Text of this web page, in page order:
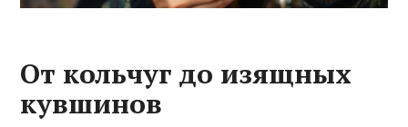
От кольчуг до изящных
кувшинов